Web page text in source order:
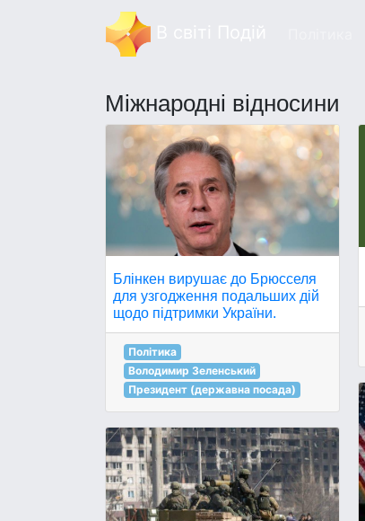
Міжнародні відносини
Блінкен вирушає до Брюсселя
для узгодження подальших дій
щодо підтримки України.
Політика
Володимир Зеленський
Президент (державна посада)